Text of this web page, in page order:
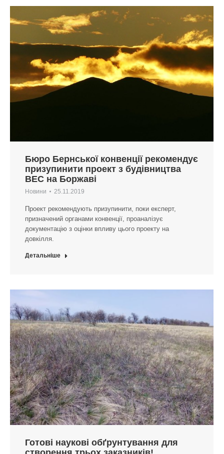
Бюро Бернської конвенції рекомендує
призупинити проект з будівництва
ВЕС на Боржаві
Новини 25.11.2019
Проект рекомендують призупинити, поки експерт,
призначений органами конвенції, проаналізує
документацію з оцінки впливу цього проекту на
довкілля.
Детальніше
Готові наукові обґрунтування для